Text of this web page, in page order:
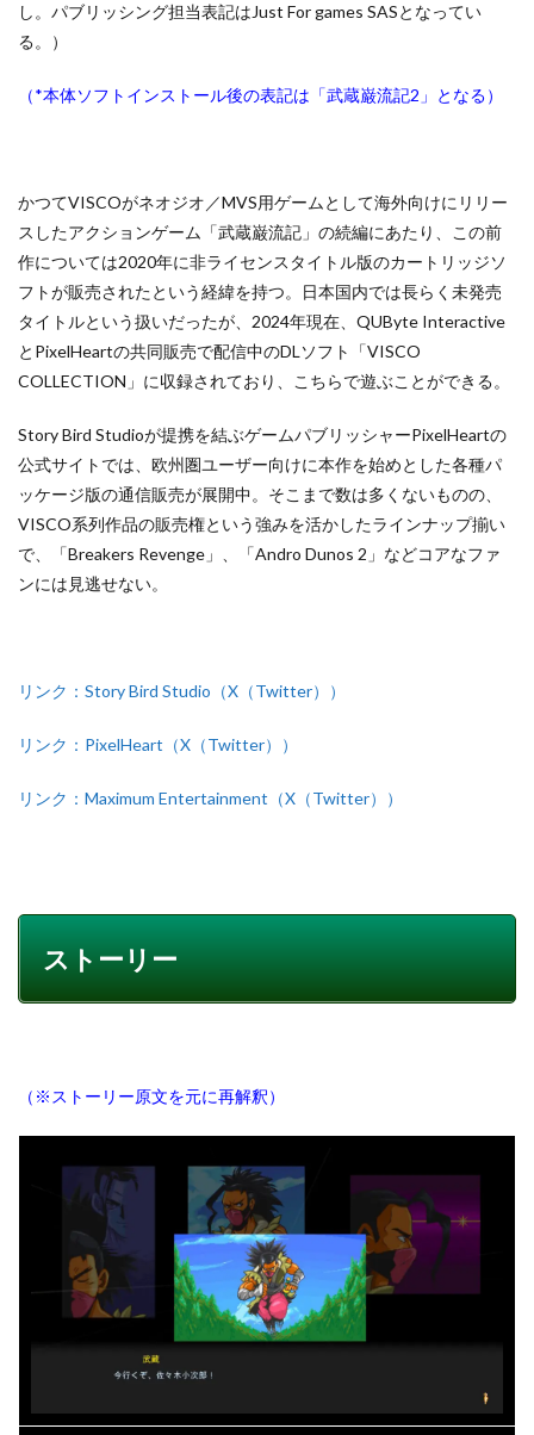
し。パブリッシング担当表記はJust For games SASとなってい
る。）
（*本体ソフトインストール後の表記は「武蔵巌流記2」となる）
かつてVISCOがネオジオ／MVS用ゲームとして海外向けにリリー
スしたアクションゲーム「武蔵巌流記」の続編にあたり、この前
作については2020年に非ライセンスタイトル版のカートリッジソ
フトが販売されたという経緯を持つ。日本国内では長らく未発売
タイトルという扱いだったが、2024年現在、QUByte Interactive
とPixelHeartの共同販売で配信中のDLソフト「VISCO
COLLECTION」に収録されており、こちらで遊ぶことができる。
Story Bird Studioが提携を結ぶゲームパブリッシャーPixelHeartの
公式サイトでは、欧州圏ユーザー向けに本作を始めとした各種パ
ッケージ版の通信販売が展開中。そこまで数は多くないものの、
VISCO系列作品の販売権という強みを活かしたラインナップ揃い
で、「Breakers Revenge」、「Andro Dunos 2」などコアなファ
ンには見逃せない。
リンク：Story Bird Studio（X（Twitter））
リンク：PixelHeart（X（Twitter））
リンク：Maximum Entertainment（X（Twitter））
ストーリー
（※ストーリー原文を元に再解釈）